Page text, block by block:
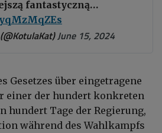
fantastyczną…
June 15, 2024
Gesetzes über eingetragene
einer der hundert konkreten
hundert Tage der Regierung,
während des Wahlkampfs